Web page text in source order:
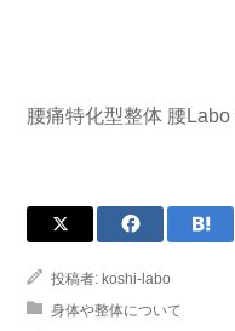
腰痛特化型整体 腰Labo
投稿者: koshi-labo
身体や整体について